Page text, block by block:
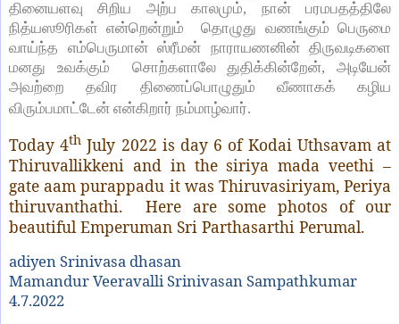
தினையளவு சிறிய அற்ப காலமும், நான் பரமபதத்திலே
நித்யஸூரிகள் என்றென்றும் தொழுது வணங்கும் பெருமை
வாய்ந்த எம்பெருமான் ஸ்ரீமன் நாராயணனின் திருவடிகளை
மனது உவக்கும் சொற்களாலே துதிக்கின்றேன், அடியேன்
அவற்றை தவிர திணைப்பொழுதும் வீணாகக் கழிய
விரும்பமாட்டேன் என்கிறார் நம்மாழ்வார்.
Today 4th July 2022 is day 6 of Kodai Uthsavam at
Thiruvallikkeni and in the siriya mada veethi –
gate aam purappadu it was Thiruvasiriyam, Periya
thiruvanthathi. Here are some photos of our
beautiful Emperuman Sri Parthasarthi Perumal.
adiyen Srinivasa dhasan
Mamandur Veeravalli Srinivasan Sampathkumar
4.7.2022